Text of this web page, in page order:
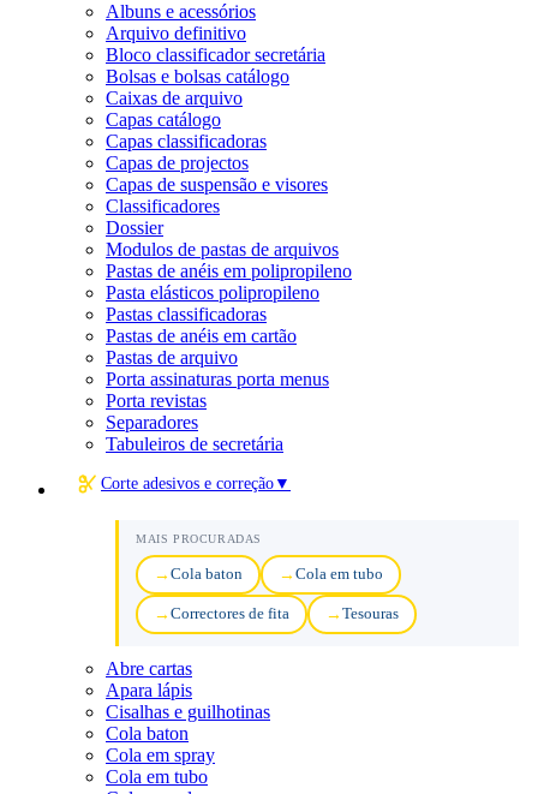
Albuns e acessórios
Arquivo definitivo
Bloco classificador secretária
Bolsas e bolsas catálogo
Caixas de arquivo
Capas catálogo
Capas classificadoras
Capas de projectos
Capas de suspensão e visores
Classificadores
Dossier
Modulos de pastas de arquivos
Pastas de anéis em polipropileno
Pasta elásticos polipropileno
Pastas classificadoras
Pastas de anéis em cartão
Pastas de arquivo
Porta assinaturas porta menus
Porta revistas
Separadores
Tabuleiros de secretária
Corte adesivos e correção ▼
MAIS PROCURADAS
Cola baton Cola em tubo
Correctores de fita Tesouras
Abre cartas
Apara lápis
Cisalhas e guilhotinas
Cola baton
Cola em spray
Cola em tubo